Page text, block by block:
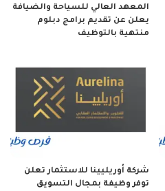
المعهد العالي للسياحة والضيافة
يعلن عن تقديم برامج دبلوم
منتهية بالتوظيف
شركة أوريليينا للاستثمار تعلن
توفر وظيفة بمجال التسويق